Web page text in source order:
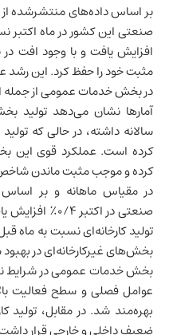
بر اساس داده‌های منتشرشده
افزایش یافت و با وجود افت
مثبت خود را حفظ کرد. این رشد
در بخش خدمات عمومی از جمله
کرده است. عملکرد قوی این
کرده و موجب مثبت ماندن
در مقیاس ماهانه و بر
صنعتی در
بخش‌های غیرکارخانه‌ای در
بخش خدمات عمومی در شرایط
عوامل فصلی و سطح فعالیت
بهره‌مند شد. در مقابل، تولید
ضعیف داخلی و خارجی قرار